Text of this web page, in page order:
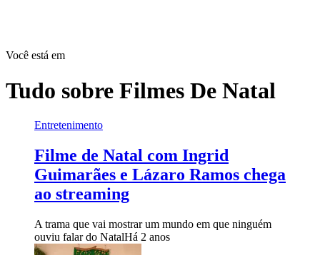
Você está em
Tudo sobre Filmes De Natal
Entretenimento
Filme de Natal com Ingrid
Guimarães e Lázaro Ramos chega
ao streaming
A trama que vai mostrar um mundo em que ninguém
ouviu falar do NatalHá 2 anos